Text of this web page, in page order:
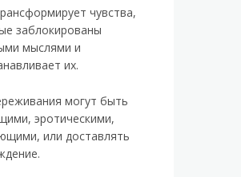
чувства,
заблокированы
мыслями и
их.
могут быть
эротическими,
или доставлять